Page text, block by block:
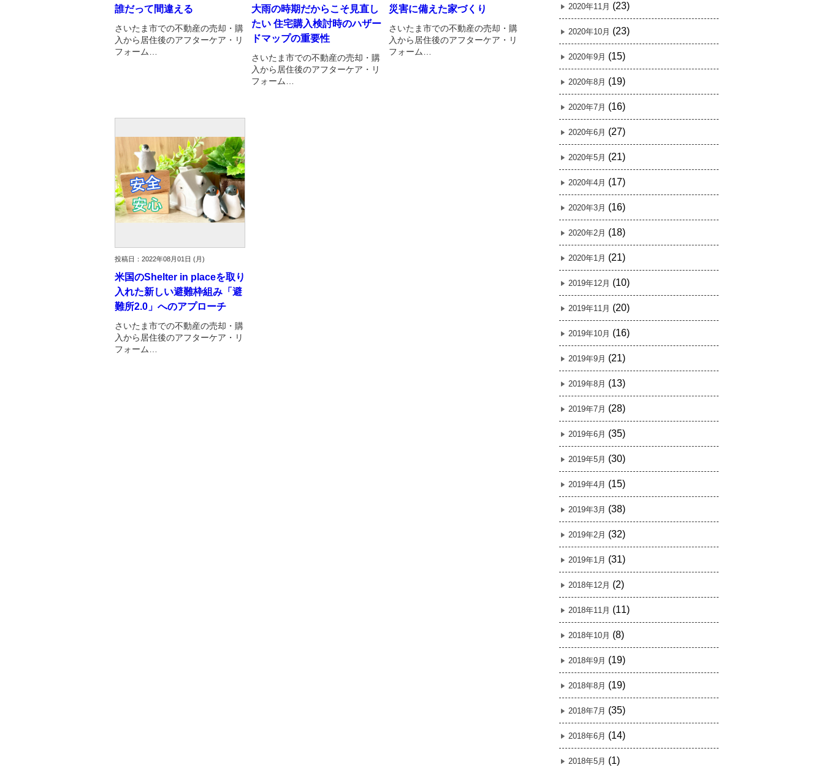
誰だって間違える
さいたま市での不動産の売却・購
入から居住後のアフターケア・リ
フォーム…
大雨の時期だからこそ見直し
たい 住宅購入検討時のハザー
ドマップの重要性
さいたま市での不動産の売却・購
入から居住後のアフターケア・リ
フォーム…
災害に備えた家づくり
さいたま市での不動産の売却・購
入から居住後のアフターケア・リ
フォーム…
投稿日：2022年08月01日 (月)
米国のShelter in placeを取り
入れた新しい避難枠組み「避
難所2.0」へのアプローチ
さいたま市での不動産の売却・購
入から居住後のアフターケア・リ
フォーム…
2020年11月 (23)
2020年10月 (23)
2020年9月 (15)
2020年8月 (19)
2020年7月 (16)
2020年6月 (27)
2020年5月 (21)
2020年4月 (17)
2020年3月 (16)
2020年2月 (18)
2020年1月 (21)
2019年12月 (10)
2019年11月 (20)
2019年10月 (16)
2019年9月 (21)
2019年8月 (13)
2019年7月 (28)
2019年6月 (35)
2019年5月 (30)
2019年4月 (15)
2019年3月 (38)
2019年2月 (32)
2019年1月 (31)
2018年12月 (2)
2018年11月 (11)
2018年10月 (8)
2018年9月 (19)
2018年8月 (19)
2018年7月 (35)
2018年6月 (14)
2018年5月 (1)